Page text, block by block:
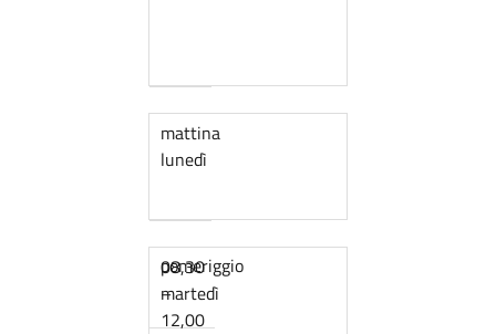
mattina
pomeriggio
lunedì
08,30
–
12,00
martedì